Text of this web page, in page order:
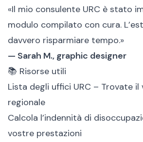
«Il mio consulente URC è stato
modulo compilato con cura.
davvero risparmiare tempo.»
— Sarah M., graphic designer
📚 Risorse utili
Lista degli uffici URC – Trovate
regionale
Calcola l’indennità di
vostre prestazioni